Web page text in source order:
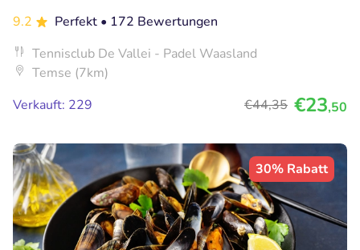
9.2
Perfekt • 172 Bewertungen
Tennisclub De Vallei - Padel Waasland
Temse (7km)
Verkauft: 229
€44,35 €23,50
30% Rabatt